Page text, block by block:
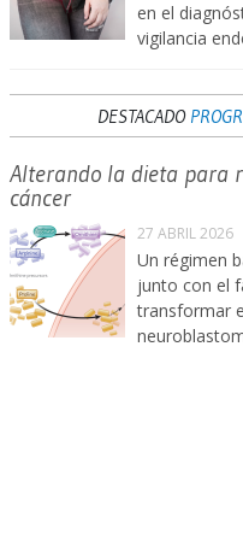
en el
vigilancia
DESTACADO
Alterando la dieta para
cáncer
27 ABRIL 2026
Un régimen
junto con el
transformar